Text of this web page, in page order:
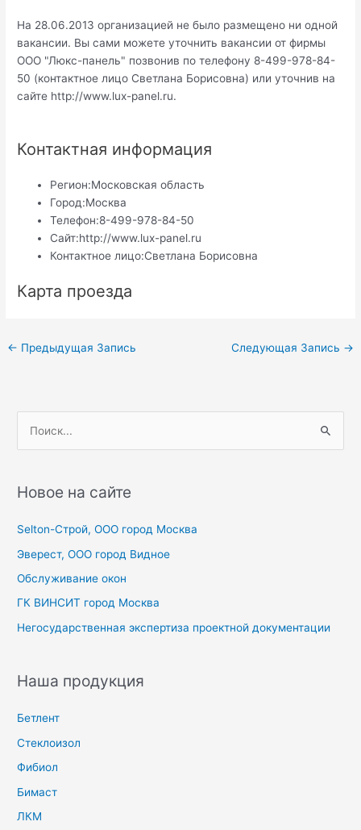
На 28.06.2013 организацией не было размещено ни одной
вакансии. Вы сами можете уточнить вакансии от фирмы
ООО "Люкс-панель" позвонив по телефону 8-499-978-84-
50 (контактное лицо Светлана Борисовна) или уточнив на
сайте http://www.lux-panel.ru.
Контактная информация
Регион:Московская область
Город:Москва
Телефон:8-499-978-84-50
Сайт:http://www.lux-panel.ru
Контактное лицо:Светлана Борисовна
Карта проезда
Навигация
← Предыдущая Запись Следующая Запись →
с
:
Новое на сайте
Selton-Строй, OOO город Москва
Эверест, ООО город Видное
Обслуживание окон
ГК ВИНСИТ город Москва
Негосударственная экспертиза проектной документации
Наша продукция
Бетлент
Стеклоизол
Фибиол
Бимаст
ЛКМ